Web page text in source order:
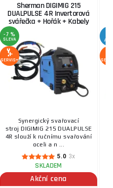
Sherman DIGIMIG 215
DUALPULSE 4R Invertorová
svářečka + Hořák + Kabely
-7 %
SLEVA
SERVIS+
Synergický svařovací
stroj DIGIMIG 215 DUALPULSE
4R slouží k ručnímu svařování
oceli a n ...
5.0 3x
SKLADEM
Akční cena